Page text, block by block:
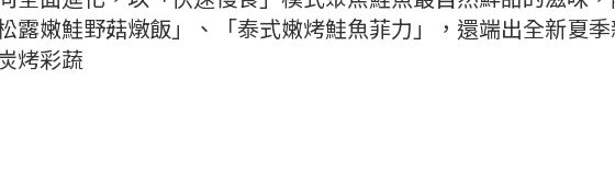
露嫩鮭野菇燉飯」、「泰式嫩烤鮭魚菲力」，還端出全新夏
烤彩蔬